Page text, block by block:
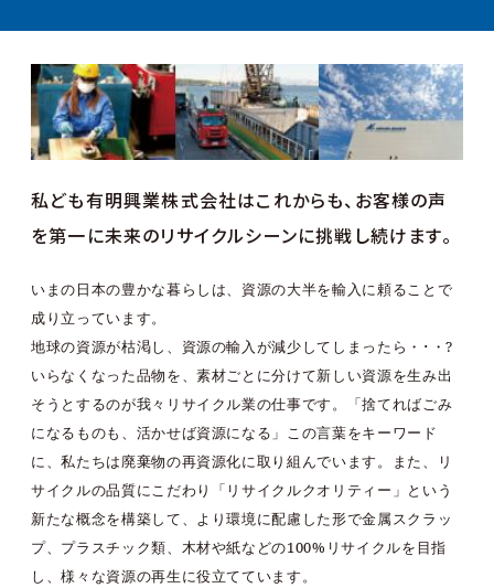
【2025年5月30日】会社概要、許認可一覧更新いたしました。
用率更新いたしました。
【2025年4月24日】静岡県収集運搬業許可証更新いたしました。
【2025年4月1日】許認可一覧、ISO登録証更新いたしました。
【2025年3月31日】取引銀行更新いたしました。
【2025年2月21日】許認可一覧更新いたしました。
【2024年11月7日】許認可一覧更新いたしました。
【2024年9月30日】会社概要、施設概要、許認可一覧、環境報告
【2024年9月13日】環境報告関連更新いたしました。
【2024年8月1日】許認可一覧、東京都産業廃棄物処分業許可証を
更新しました。
【2024年7月2日】許認可一覧・埼玉県収集運搬業許可証を更新し
ました。
【2024年6月10日】若洲工場・リサイクルポートASR更新しまし
た。
【2024年6月6日】許認可一覧・東京都収集運搬業許可証を更新し
【2024年6月1日】許認可一覧更新しました。
【2024年4月1日】産廃エキスパート取得更新しました。
【2024年3月6日】保有車両一覧更新しました。
【2024年2月1日】保有車両一覧更新しました。
【2024年1月4日】許認可一覧、東京都処分業の許可証更新しまし
た。
私ども有明興業株式会社はこれからも、お客様の声
を第一に未来のリサイクルシーンに挑戦し続けます。
いまの日本の豊かな暮らしは、資源の大半を輸入に頼ることで
成り立っています。
地球の資源が枯渇し、資源の輸入が減少してしまったら・･・?
いらなくなった品物を、素材ごとに分けて新しい資源を生み出
そうとするのが我々リサイクル業の仕事です。「捨てればごみ
になるものも、活かせば資源になる」この言葉をキーワード
に、私たちは廃棄物の再資源化に取り組んでいます。また、リ
サイクルの品質にこだわり「リサイクルクオリティー」という
新たな概念を構築して、より環境に配慮した形で金属スクラッ
プ、プラスチック類、木材や紙などの100%リサイクルを目指
し、様々な資源の再生に役立てています。